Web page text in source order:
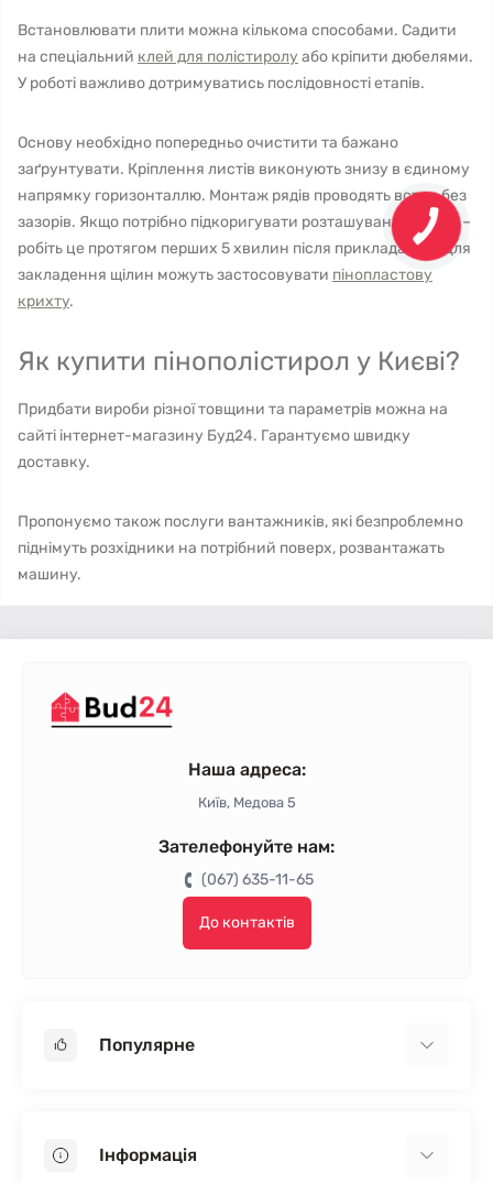
Встановлювати плити можна кількома способами. Садити
на спеціальний клей для полістиролу або кріпити дюбелями.
У роботі важливо дотримуватись послідовності етапів.
Основу необхідно попередньо очистити та бажано
заґрунтувати. Кріплення листів виконують знизу в єдиному
напрямку горизонталлю. Монтаж рядів проводять встик без
зазорів. Якщо потрібно підкоригувати розташування плити –
робіть це протягом перших 5 хвилин після прикладання. Для
закладення щілин можуть застосовувати пінопластову
крихту.
Як купити пінополістирол у Києві?
Придбати вироби різної товщини та параметрів можна на
сайті інтернет-магазину Буд24. Гарантуємо швидку
доставку.
Пропонуємо також послуги вантажників, які безпроблемно
піднімуть розхідники на потрібний поверх, розвантажать
машину.
Наша адреса:
Київ, Медова 5
Зателефонуйте нам:
(067) 635-11-65
До контактів
Популярне
Пінопласт
Інформація